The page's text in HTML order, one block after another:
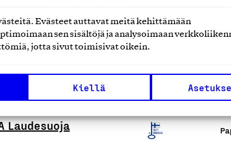
Evästeet auttavat meitä kehittämään
sen sisältöjä ja analysoimaan
jotta sivut toimisivat oikein.
Kiellä
Laudesuoja